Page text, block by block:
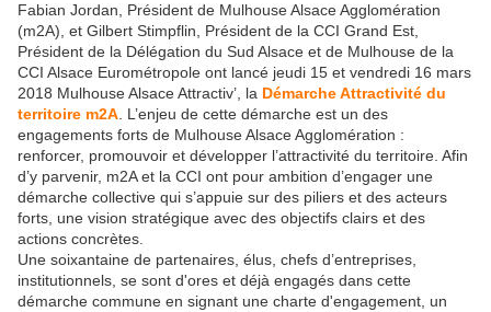
Fabian Jordan, Président de Mulhouse Alsace Agglomération
(m2A), et Gilbert Stimpflin, Président de la CCI Grand Est,
Président de la Délégation du Sud Alsace et de Mulhouse de la
CCI Alsace Eurométropole ont lancé jeudi 15 et vendredi 16 mars
2018 Mulhouse Alsace Attractiv’, la Démarche Attractivité du
territoire m2A . L’enjeu de cette démarche est un des
engagements forts de Mulhouse Alsace Agglomération :
renforcer, promouvoir et développer l’attractivité du territoire. Afin
d’y parvenir, m2A et la CCI ont pour ambition d’engager une
démarche collective qui s’appuie sur des piliers et des acteurs
forts, une vision stratégique avec des objectifs clairs et des
actions concrètes.
Une soixantaine de partenaires, élus, chefs d’entreprises,
institutionnels, se sont d'ores et déjà engagés dans cette
démarche commune en signant une charte d'engagement, un